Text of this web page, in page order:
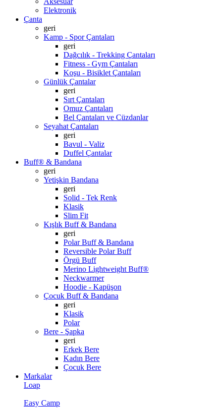
Elektronik
Çanta
geri
Kamp - Spor Çantaları
geri
Dağcılık - Trekking Çantaları
Fitness - Gym Çantaları
Koşu - Bisiklet Çantaları
Günlük Çantalar
geri
Sırt Çantaları
Omuz Çantaları
Bel Çantaları ve Cüzdanlar
Seyahat Çantaları
geri
Bavul - Valiz
Duffel Çantalar
Buff® & Bandana
geri
Yetişkin Bandana
geri
Solid - Tek Renk
Klasik
Slim Fit
Kışlık Buff & Bandana
geri
Polar Buff & Bandana
Reversible Polar Buff
Örgü Buff
Merino Lightweight Buff®
Neckwarmer
Hoodie - Kapüşon
Çocuk Buff & Bandana
geri
Klasik
Polar
Bere - Şapka
geri
Erkek Bere
Kadın Bere
Çocuk Bere
Markalar
Loap
Easy Camp